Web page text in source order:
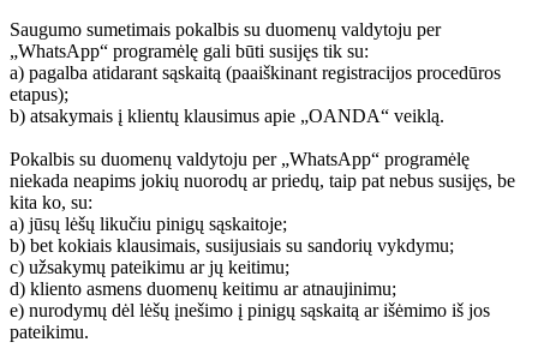
Saugumo sumetimais pokalbis su duomenų valdytoju per
„WhatsApp“ programėlę gali būti susijęs tik su:
a) pagalba atidarant sąskaitą (paaiškinant registracijos procedūros
etapus);
b) atsakymais į klientų klausimus apie „OANDA“ veiklą.
Pokalbis su duomenų valdytoju per „WhatsApp“ programėlę
niekada neapims jokių nuorodų ar priedų, taip pat nebus susijęs, be
kita ko, su:
a) jūsų lėšų likučiu pinigų sąskaitoje;
b) bet kokiais klausimais, susijusiais su sandorių vykdymu;
c) užsakymų pateikimu ar jų keitimu;
d) kliento asmens duomenų keitimu ar atnaujinimu;
e) nurodymų dėl lėšų įnešimo į pinigų sąskaitą ar išėmimo iš jos
pateikimu.